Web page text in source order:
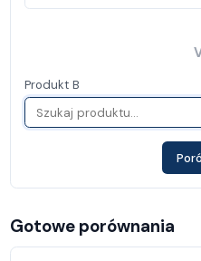
Produkt B
Gotowe porównania